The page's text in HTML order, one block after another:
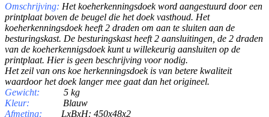
Omschrijving: Het koeherkenningsdoek word aangestuurd door een
printplaat boven de beugel die het doek vasthoud. Het
koeherkenningsdoek heeft 2 draden om aan te sluiten aan de
besturingskast. De besturingskast heeft 2 aansluitingen, de 2 draden
van de koeherkennigsdoek kunt u willekeurig aansluiten op de
printplaat. Hier is geen beschrijving voor nodig.
Het zeil van ons koe herkenningsdoek is van betere kwaliteit
waardoor het doek langer mee gaat dan het origineel.
Gewicht:
5 kg
Kleur:
Blauw
Afmeting:
LxBxH: 450x48x2